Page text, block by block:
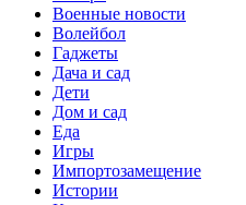
Военные новости
Волейбол
Гаджеты
Дача и сад
Дети
Дом и сад
Еда
Игры
Импортозамещение
Истории